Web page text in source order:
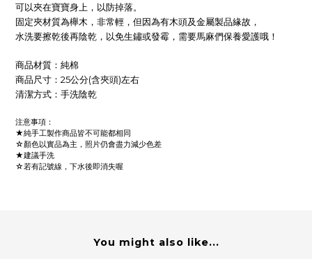
可以夾在寶寶身上，以防掉落。
固定夾材質為櫸木，非常輕，但因為有木頭及金屬製品緣故，
水洗要擦乾後再陰乾，以免生鏽或發霉，需要馬麻們保養愛護哦！
商品材質：純棉
商品尺寸：25公分(含夾頭)左右
清潔方式：手洗陰乾
注意事項：
★純手工製作商品皆不可能都相同
☆顏色以實品為主，照片仍會盡力減少色差
★建議手洗
☆若有記號線，下水後即消失喔
You might also like...